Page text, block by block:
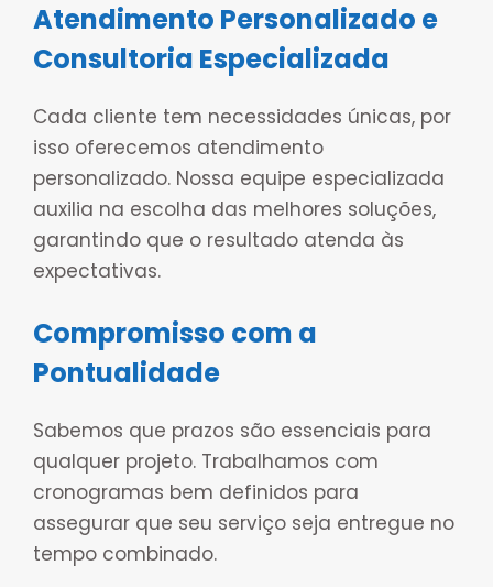
Atendimento Personalizado e
Consultoria Especializada
Cada cliente tem necessidades únicas, por
isso oferecemos atendimento
personalizado. Nossa equipe especializada
auxilia na escolha das melhores soluções,
garantindo que o resultado atenda às
expectativas.
Compromisso com a
Pontualidade
Sabemos que prazos são essenciais para
qualquer projeto. Trabalhamos com
cronogramas bem definidos para
assegurar que seu serviço seja entregue no
tempo combinado.